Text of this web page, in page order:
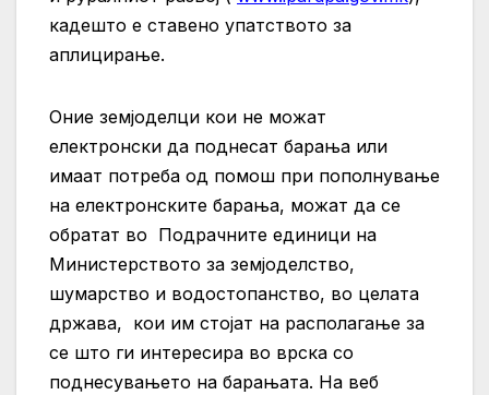
кадешто е ставено упатството за
аплицирање.
Оние земјоделци кои не можат
електронски да поднесат барања или
имаат потреба од помош при пополнување
на електронските барања, можат да се
обратат во Подрачните единици на
Министерството за земјоделство,
шумарство и водостопанство, во целата
држава, кои им стојат на располагање за
се што ги интересира во врска со
поднесувањето на барањата. На веб